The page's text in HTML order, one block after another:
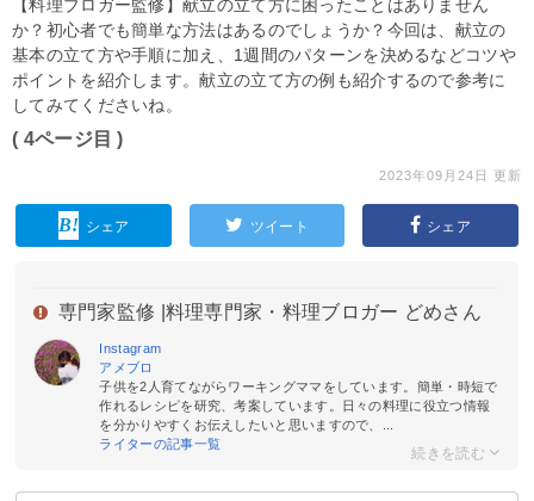
【料理ブロガー監修】献立の立て方に困ったことはありません
か？初心者でも簡単な方法はあるのでしょうか？今回は、献立の
基本の立て方や手順に加え、1週間のパターンを決めるなどコツや
ポイントを紹介します。献立の立て方の例も紹介するので参考に
してみてくださいね。
( 4ページ目 )
2023年09月24日 更新
シェア ツイート シェア
専門家監修 | 料理専門家・料理ブロガー どめさん
Instagram
アメブロ
子供を2人育てながらワーキングママをしています。簡単・時短で
作れるレシピを研究、考案しています。日々の料理に役立つ情報
を分かりやすくお伝えしたいと思いますので、...
ライターの記事一覧